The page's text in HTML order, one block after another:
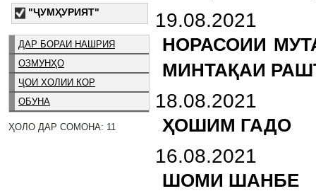
"ҶУМҲУРИЯТ"
ДАР БОРАИ НАШРИЯ
ОЗМУНҲО
ҶОИ ХОЛИИ КОР
ОБУНА
ҲОЛО ДАР СОМОНА: 11
19.08.2021
НОРАСОИИ
МИНТАҚАИ
18.08.2021
ҲОШИМ ГАДО
16.08.2021
ШОМИ ШАНБЕ